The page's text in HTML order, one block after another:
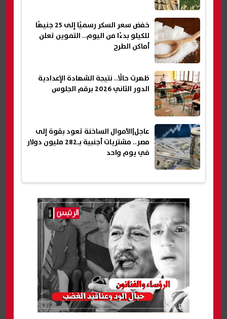
خفض سعر السكر رسميًا إلى 25 جنيهًا
للكيلو بدءًا من اليوم.. التموين تعلن
أماكن الطرح
ظهرت حالًا.. نتيجة الشهادة الإعدادية
الدور الثاني 2026 برقم الجلوس
عاجل|الأموال الساخنة تعود بقوة إلى
مصر.. مشتريات أجنبية بـ282 مليون دولار
في يوم واحد